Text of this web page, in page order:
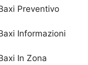
Preventivo
Informazioni
In Zona